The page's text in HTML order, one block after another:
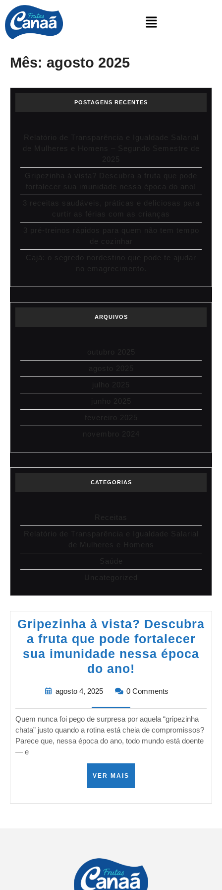
Mês: agosto 2025
POSTAGENS RECENTES
Relatório de Transparência e Igualdade Salarial
de Mulheres e Homens – Segundo Semestre de
2025
Gripezinha à vista? Descubra a fruta que pode
fortalecer sua imunidade nessa época do ano!
3 receitas saudáveis, práticas e deliciosas para
curtir as férias com as crianças
3 pré-treinos rápidos para quem não tem tempo
de cozinhar
Cajá: o segredo nordestino que pode te ajudar
no emagrecimento.
ARQUIVOS
outubro 2025
agosto 2025
julho 2025
junho 2025
fevereiro 2025
novembro 2024
CATEGORIAS
Receitas
Relatório de Transparência e Igualdade Salarial
de Mulheres e Homens
Saúde
Uncategorized
Gripezinha à vista? Descubra
a fruta que pode fortalecer
sua imunidade nessa época
do ano!
agosto 4, 2025 0 Comments
Quem nunca foi pego de surpresa por aquela “gripezinha
chata” justo quando a rotina está cheia de compromissos?
Parece que, nessa época do ano, todo mundo está doente
— e
VER MAIS